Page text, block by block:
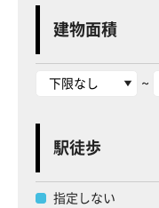
建物面積
~
駅徒歩
指定しない